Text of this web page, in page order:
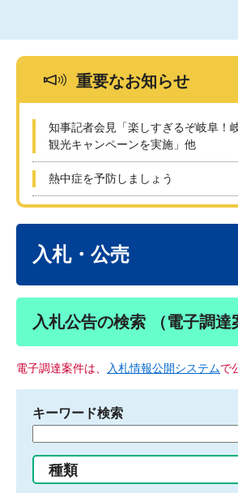
重要なお知らせ
知事記者会見「楽しすぎるぞ岐阜！
観光キャンペーンを実施」他
熱中症を予防しましょう
入札・公売
入札公告の検索 （電子調達
電子調達案件は、 入札情報公開システムで
キーワード検索
る
種類